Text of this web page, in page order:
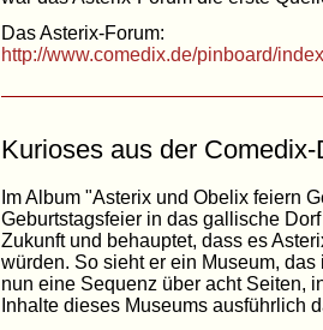
Das Asterix-Forum:
http://www.comedix.de/pinboard/
Kurioses aus der
Im Album "Asterix und Obelix feiern
Geburtstagsfeier in das gallische
Zukunft und behauptet, dass es
würden. So sieht er ein Museum,
nun eine Sequenz über acht Seiten,
Inhalte dieses Museums ausführlich